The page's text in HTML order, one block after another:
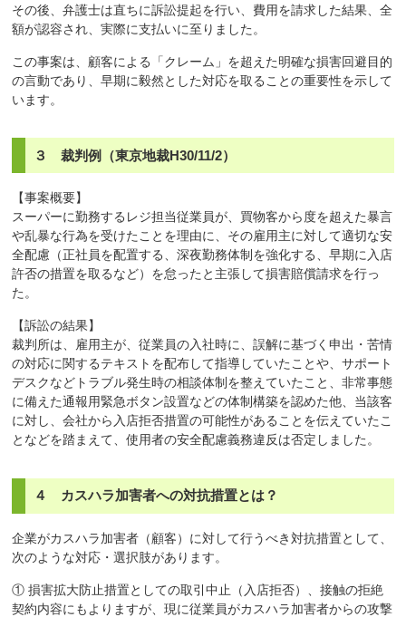
その後、弁護士は直ちに訴訟提起を行い、費用を請求した結果、全
額が認容され、実際に支払いに至りました。
この事案は、顧客による「クレーム」を超えた明確な損害回避目的
の言動であり、早期に毅然とした対応を取ることの重要性を示して
います。
３ 裁判例（東京地裁H30/11/2）
【事案概要】
スーパーに勤務するレジ担当従業員が、買物客から度を超えた暴言
や乱暴な行為を受けたことを理由に、その雇用主に対して適切な安
全配慮（正社員を配置する、深夜勤務体制を強化する、早期に入店
許否の措置を取るなど）を怠ったと主張して損害賠償請求を行っ
た。
【訴訟の結果】
裁判所は、雇用主が、従業員の入社時に、誤解に基づく申出・苦情
の対応に関するテキストを配布して指導していたことや、サポート
デスクなどトラブル発生時の相談体制を整えていたこと、非常事態
に備えた通報用緊急ボタン設置などの体制構築を認めた他、当該客
に対し、会社から入店拒否措置の可能性があることを伝えていたこ
となどを踏まえて、使用者の安全配慮義務違反は否定しました。
４ カスハラ加害者への対抗措置とは？
企業がカスハラ加害者（顧客）に対して行うべき対抗措置として、
次のような対応・選択肢があります。
① 損害拡大防止措置としての取引中止（入店拒否）、接触の拒絶
契約内容にもよりますが、現に従業員がカスハラ加害者からの攻撃